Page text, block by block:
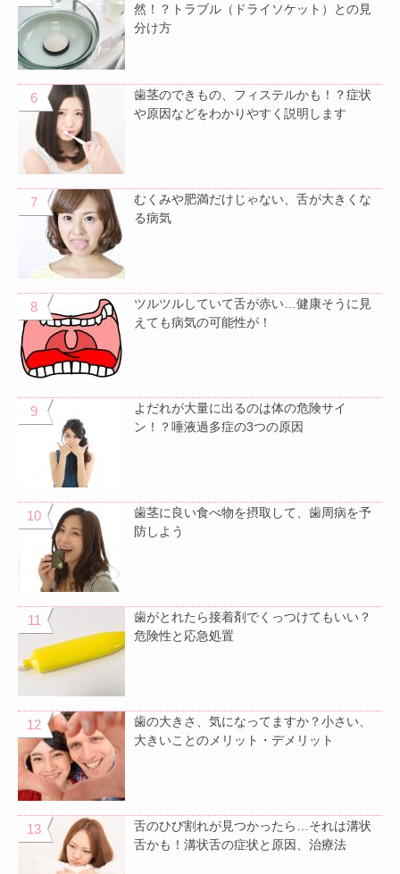
然！？トラブル（ドライソケット）との見
分け方
歯茎のできもの、フィステルかも！？症状
や原因などをわかりやすく説明します
むくみや肥満だけじゃない、舌が大きくな
る病気
ツルツルしていて舌が赤い…健康そうに見
えても病気の可能性が！
よだれが大量に出るのは体の危険サイ
ン！？唾液過多症の3つの原因
歯茎に良い食べ物を摂取して、歯周病を予
防しよう
歯がとれたら接着剤でくっつけてもいい？
危険性と応急処置
歯の大きさ、気になってますか？小さい、
大きいことのメリット・デメリット
舌のひび割れが見つかったら…それは溝状
舌かも！溝状舌の症状と原因、治療法